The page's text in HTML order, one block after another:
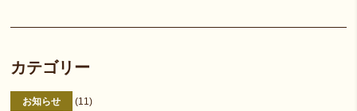
カテゴリー
お知らせ
(11)